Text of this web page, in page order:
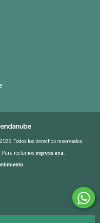
Todos los derechos reservados.
Para reclamos ingresá acá.